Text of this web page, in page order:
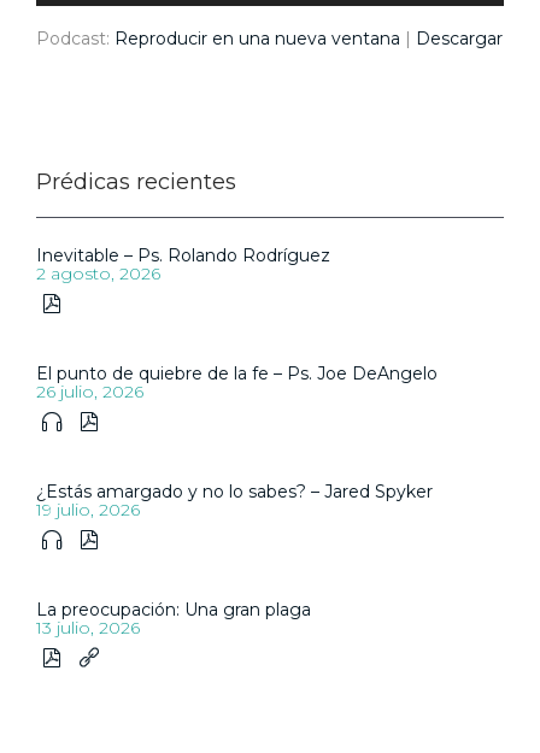
Podcast: Reproducir en una nueva ventana | Descargar
Prédicas recientes
Inevitable – Ps. Rolando Rodríguez
2 agosto, 2026

El punto de quiebre de la fe – Ps. Joe DeAngelo
26 julio, 2026
 
¿Estás amargado y no lo sabes? – Jared Spyker
19 julio, 2026
 
La preocupación: Una gran plaga
13 julio, 2026
 